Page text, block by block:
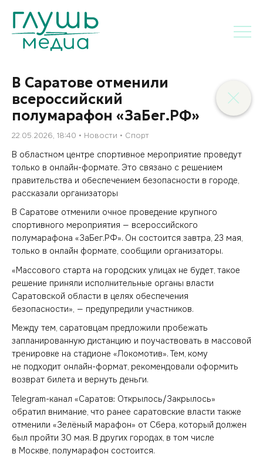
В Саратове отменили
всероссийский
полумарафон «ЗаБег.РФ»
22.05.2026, 18:40 Новости Спорт
В областном центре спортивное мероприятие проведут
только в онлайн-формате. Это связано с решением
правительства и обеспечением безопасности в городе,
рассказали организаторы
В Саратове отменили очное проведение крупного
спортивного мероприятия — всероссийского
полумарафона «ЗаБег.РФ». Он состоится завтра, 23 мая,
только в онлайн формате, сообщили организаторы.
«Массового старта на городских улицах не будет, такое
решение приняли исполнительные органы власти
Саратовской области в целях обеспечения
безопасности», — предупредили участников.
Между тем, саратовцам предложили пробежать
запланированную дистанцию и поучаствовать в массовой
тренировке на стадионе «Локомотив». Тем, кому
не подходит онлайн-формат, рекомендовали оформить
возврат билета и вернуть деньги.
Telegram-канал «Саратов: Открылось/Закрылось»
обратил внимание, что ранее саратовские власти также
отменили «Зелёный марафон» от Сбера, который должен
был пройти 30 мая. В других городах, в том числе
в Москве, полумарафон состоится.